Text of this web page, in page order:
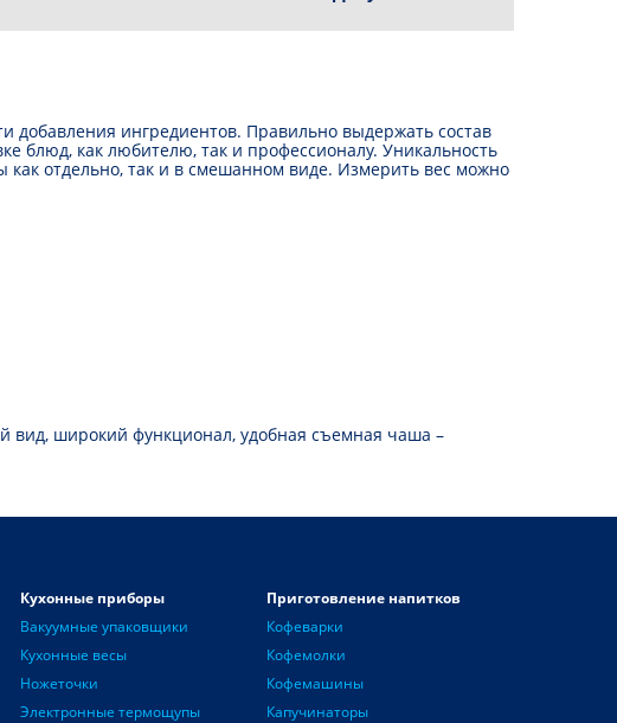
Мультиварки
Аэрогрили
Кофемашины
Капучинаторы
добавления ингредиентов. Правильно выдержать состав
блюд, как любителю, так и профессионалу. Уникальность
отдельно, так и в смешанном виде. Измерить вес можно
вид, широкий функционал, удобная съемная чаша –
Кухонные приборы
Вакуумные упаковщики
Кухонные весы
Ножеточки
Электронные термощупы
Приготовление напитков
Кофеварки
Кофемолки
Кофемашины
Капучинаторы